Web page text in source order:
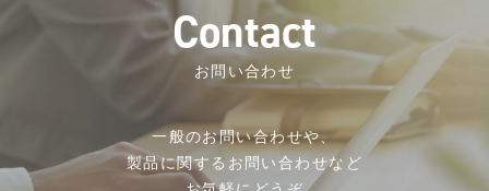
Contact
お問い合わせ
一般のお問い合わせや、
製品に関するお問い合わせなど